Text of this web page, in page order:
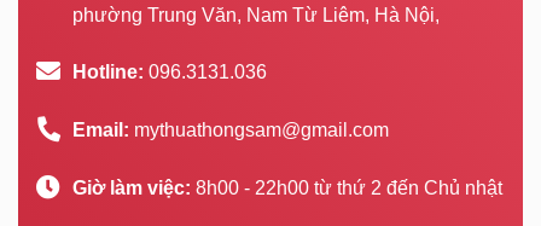
phường Trung Văn, Nam Từ Liêm, Hà Nội,
Hotline: 096.3131.036
Email: mythuathongsam@gmail.com
Giờ làm việc: 8h00 - 22h00 từ thứ 2 đến Chủ nhật